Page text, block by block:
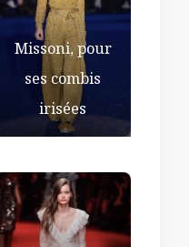
Missoni, pour
ses combis
irisées